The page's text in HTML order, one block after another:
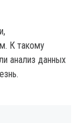
К такому
анализ данных